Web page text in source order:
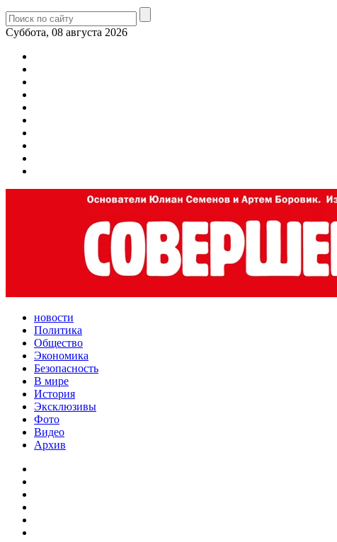
Суббота, 08 августа 2026
новости
Политика
Общество
Экономика
Безопасность
В мире
История
Эксклюзивы
Фото
Видео
Архив